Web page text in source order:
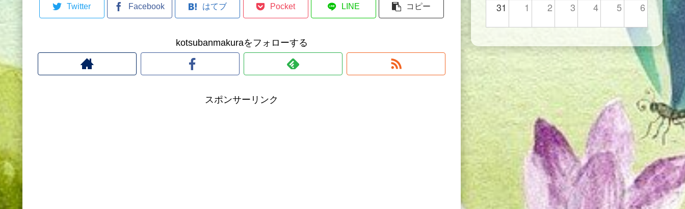
Twitter Facebook はてブ Pocket LINE コピー
kotsubanmakuraをフォローする
スポンサーリンク
31 1 2 3 4 5 6